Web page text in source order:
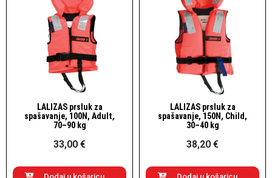
Brzi pogled
LALIZAS prsluk za
spašavanje, 100N, Adult,
70–90 kg
33,00 €
Brzi pogled
LALIZAS prsluk za
spašavanje, 150N, Child,
30–40 kg
38,20 €